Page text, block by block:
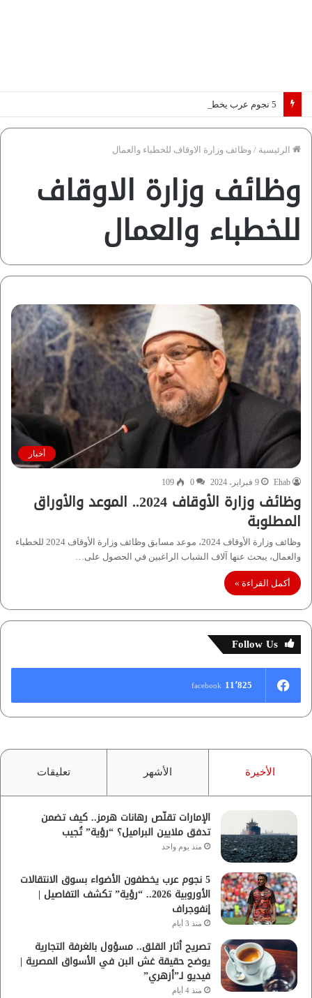
الرئيسية / وظائف وزارة الاوقاف للخطباء والعمال
وظائف وزارة الاوقاف
للخطباء والعمال
أخبار
Ehab 9 فبراير، 2024 0
109
وظائف وزارة الأوقاف 2024.. الموعد والأوراق
المطلوبة
وظائف وزارة الأوقاف 2024، موعد مسابق وظائف وزارة الأوقاف 2024 للخطباء
والعمال، يبحث عنها آلاف الشباب الراغبين في الحصول على…
أكمل القراءة »
Follow Us
11٬825 facebook
الأخيرة الأشهر تعليقات
الإمارات تقلّص رهانات هرمز.. كيف تضمن
تدفق ملايين البراميل؟ “رؤية” تُجيب
منذ يوم واحد
5 نجوم عرب يخطفون الأضواء بسوق الانتقالات
الأوروبية 2026.. “رؤية” تكشف التفاصيل |
إنفوجراف
منذ 3 أيام
تصريح أثار القلق.. مسؤول بالغرفة التجارية
يوضح حقيقة غش البن في الأسواق المصرية |
فيديو لـ”أزهري”
منذ 4 أيام